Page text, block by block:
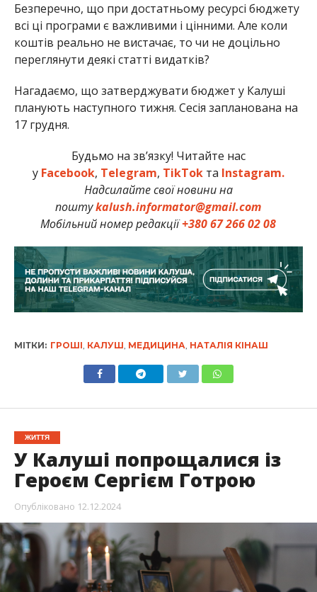
Безперечно, що при достатньому ресурсі бюджету
всі ці програми є важливими і цінними. Але коли
коштів реально не вистачає, то чи не доцільно
переглянути деякі статті видатків?
Нагадаємо, що затверджувати бюджет у Калуші
планують наступного тижня. Сесія запланована на
17 грудня.
Будьмо на зв’язку! Читайте нас
у Facebook, Telegram, TikTokта Instagram.
Надсилайте свої новини на
поштуkalush.informator@gmail.com
Мобільний номер редакції+380 67 266 02 08
МІТКИ: ГРОШІ, КАЛУШ, МЕДИЦИНА, НАТАЛІЯ КІНАШ
ЖИТТЯ
У Калуші попрощалися із
Героєм Сергієм Готрою
Опубліковано 12.12.2024